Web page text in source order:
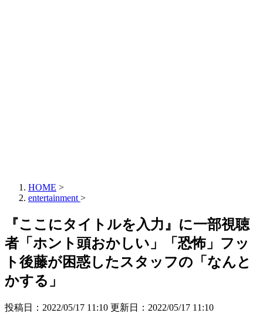
HOME >
entertainment >
『ここにタイトルを入力』に一部視聴
者「ホント頭おかしい」「恐怖」フッ
ト後藤が困惑したスタッフの「なんと
かする」
投稿日：2022/05/17 11:10 更新日： 2022/05/17 11:10